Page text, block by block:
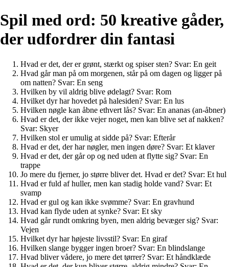
Spil med ord: 50 kreative gåder,
der udfordrer din fantasi
Hvad er det, der er grønt, stærkt og spiser sten? Svar: En geit
Hvad går man på om morgenen, står på om dagen og ligger på
om natten? Svar: En seng
Hvilken by vil aldrig blive ødelagt? Svar: Rom
Hvilket dyr har hovedet på halesiden? Svar: En lus
Hvilken nøgle kan åbne ethvert lås? Svar: En ananas (an-åbner)
Hvad er det, der ikke vejer noget, men kan blive set af nakken?
Svar: Skyer
Hvilken stol er umulig at sidde på? Svar: Efterår
Hvad er det, der har nøgler, men ingen døre? Svar: Et klaver
Hvad er det, der går op og ned uden at flytte sig? Svar: En
trappe
Jo mere du fjerner, jo større bliver det. Hvad er det? Svar: Et hul
Hvad er fuld af huller, men kan stadig holde vand? Svar: Et
svamp
Hvad er gul og kan ikke svømme? Svar: En gravhund
Hvad kan flyde uden at synke? Svar: Et sky
Hvad går rundt omkring byen, men aldrig bevæger sig? Svar:
Vejen
Hvilket dyr har højeste livsstil? Svar: En giraf
Hvilken slange bygger ingen broer? Svar: En blindslange
Hvad bliver vådere, jo mere det tørrer? Svar: Et håndklæde